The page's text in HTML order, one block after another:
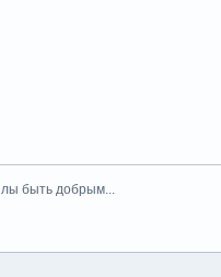
быть добрым...